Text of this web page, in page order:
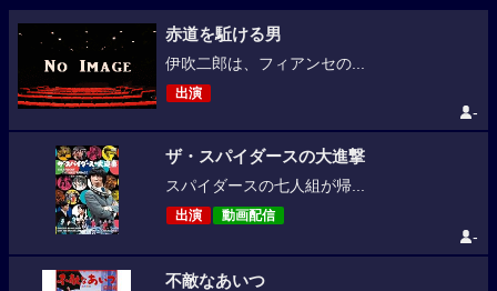
赤道を駈ける男
伊吹二郎は、フィアンセの...
出演
-
ザ・スパイダースの大進撃
スパイダースの七人組が帰...
出演 動画配信
-
不敵なあいつ